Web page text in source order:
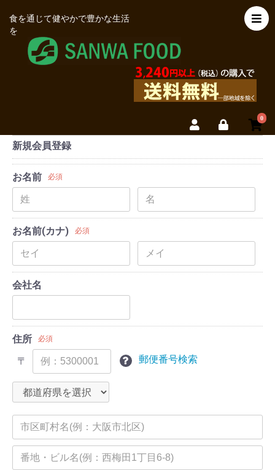
食を通じて健やかで豊かな生活
を
0
新規会員登録
お名前 必須
お名前(カナ) 必須
会社名
住所 必須
〒 郵便番号検索